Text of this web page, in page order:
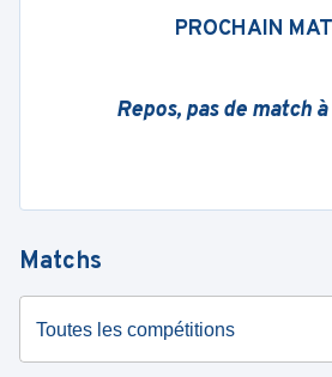
PROCHAIN
Repos, pas de match
Matchs
Toutes les compétitions